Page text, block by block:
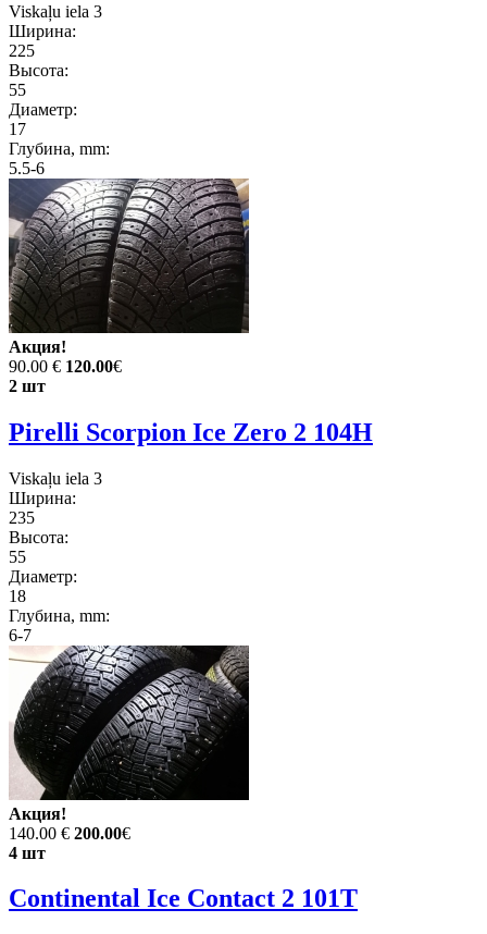
Viskaļu iela 3
Ширина:
225
Высота:
55
Диаметр:
17
Глубина, mm:
5.5-6
Акция!
90.00 € 120.00€
2 шт
Pirelli Scorpion Ice Zero 2 104H
Viskaļu iela 3
Ширина:
235
Высота:
55
Диаметр:
18
Глубина, mm:
6-7
Акция!
140.00 € 200.00€
4 шт
Continental Ice Contact 2 101T